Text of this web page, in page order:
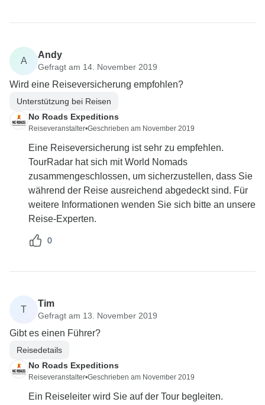
A
Andy
Gefragt am 14. November 2019
Wird eine Reiseversicherung empfohlen?
Unterstützung bei Reisen
No Roads Expeditions
Reiseveranstalter•Geschrieben am November 2019
Eine Reiseversicherung ist sehr zu empfehlen.
TourRadar hat sich mit World Nomads
zusammengeschlossen, um sicherzustellen, dass Sie
während der Reise ausreichend abgedeckt sind. Für
weitere Informationen wenden Sie sich bitte an unsere
Reise-Experten.
0
T
Tim
Gefragt am 13. November 2019
Gibt es einen Führer?
Reisedetails
No Roads Expeditions
Reiseveranstalter•Geschrieben am November 2019
Ein Reiseleiter wird Sie auf der Tour begleiten.